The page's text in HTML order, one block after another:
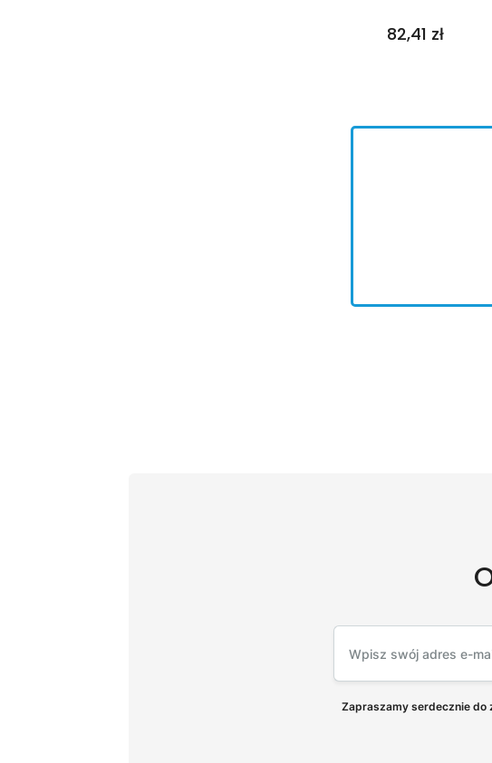
82,41 zł
Zapraszamy serdecznie do